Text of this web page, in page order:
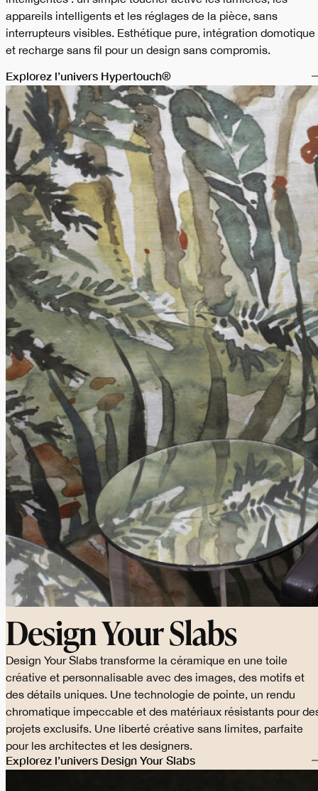
appareils intelligents et les réglages de la pièce, sans
interrupteurs visibles. Esthétique pure, intégration domotique
et recharge sans fil pour un design sans compromis.
Explorez l’univers Hypertouch®
Design Your Slabs
Design Your Slabs transforme la céramique en une toile
créative et personnalisable avec des images, des motifs et
des détails uniques. Une technologie de pointe, un rendu
chromatique impeccable et des matériaux résistants pour
projets exclusifs. Une liberté créative sans limites, parfaite
pour les architectes et les designers.
Explorez l’univers Design Your Slabs